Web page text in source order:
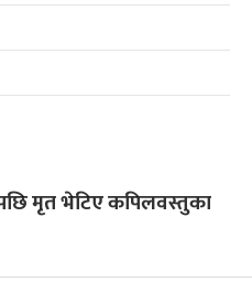
मृत भेटिए कपिलवस्तुका